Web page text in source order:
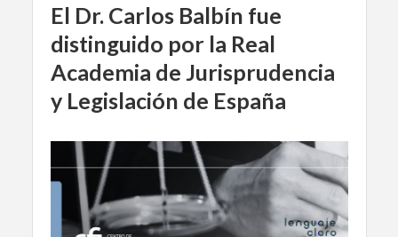
El Dr. Carlos Balbín fue
distinguido por la Real
Academia de Jurisprudencia
y Legislación de España